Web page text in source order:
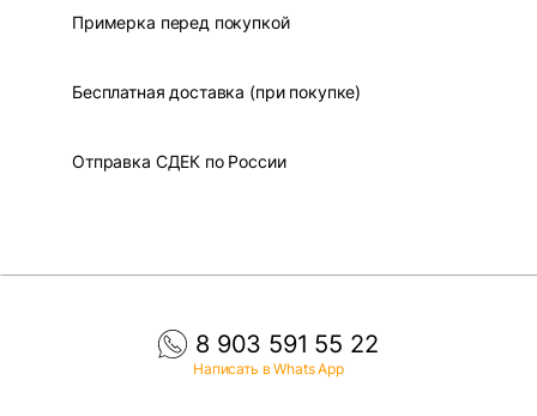
Примерка перед покупкой
Бесплатная доставка (при покупке)
Отправка СДЕК по России
8 903 591 55 22
Написать в Whats App